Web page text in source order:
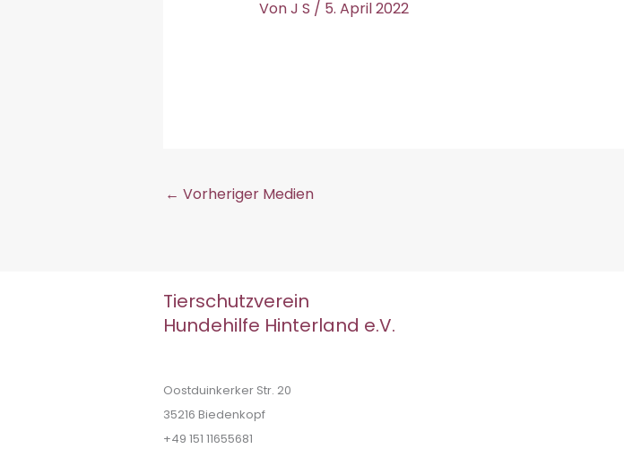
VonJ S / 5. April 2022
← Vorheriger Medien
Tierschutzverein
Hundehilfe Hinterland e.V.
Oostduinkerker Str. 20
35216 Biedenkopf
+49 151 11655681